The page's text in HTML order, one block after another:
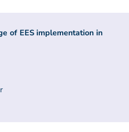
of EES implementation in